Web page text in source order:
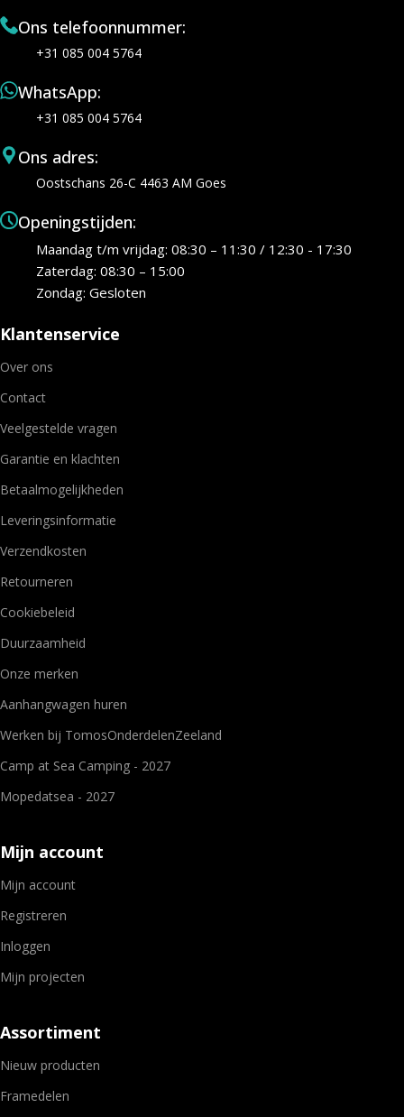
Ons telefoonnummer:
+31 085 004 5764
WhatsApp:
+31 085 004 5764
Ons adres:
Oostschans 26-C 4463 AM Goes
Openingstijden:
Maandag t/m vrijdag: 08:30 – 11:30 / 12:30 - 17:30
Zaterdag: 08:30 – 15:00
Zondag: Gesloten
Klantenservice
Over ons
Contact
Veelgestelde vragen
Garantie en klachten
Betaalmogelijkheden
Leveringsinformatie
Verzendkosten
Retourneren
Cookiebeleid
Duurzaamheid
Onze merken
Aanhangwagen huren
Werken bij TomosOnderdelenZeeland
Camp at Sea Camping - 2027
Mopedatsea - 2027
Mijn account
Mijn account
Registreren
Inloggen
Mijn projecten
Assortiment
Nieuw producten
Framedelen